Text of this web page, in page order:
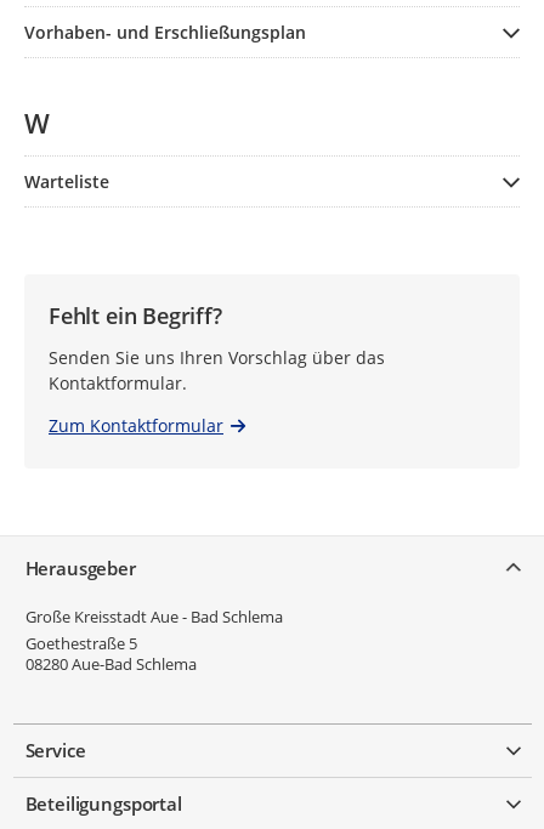
Vorhaben- und Erschließungsplan
W
Warteliste
Fehlt ein Begriff?
Senden Sie uns Ihren Vorschlag über das
Kontaktformular.
Zum Kontaktformular
Herausgeber
Große Kreisstadt Aue - Bad Schlema
Goethestraße 5
08280Aue-Bad Schlema
Service
Beteiligungsportal